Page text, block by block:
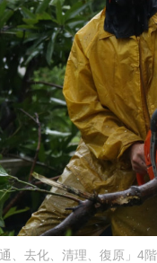
、去化、清理、復原」4